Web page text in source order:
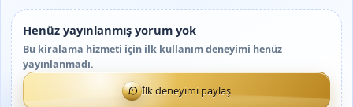
Henüz yayınlanmış yorum yok
Bu kiralama hizmeti için ilk kullanım deneyimi henüz
yayınlanmadı.
İlk deneyimi paylaş